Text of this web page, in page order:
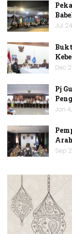
Jul
Dec
Pj
Jan
Sep